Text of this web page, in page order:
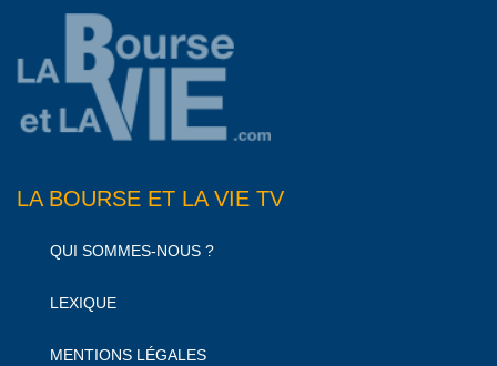
LA BOURSE ET LA VIE TV
QUI SOMMES-NOUS ?
LEXIQUE
MENTIONS LÉGALES